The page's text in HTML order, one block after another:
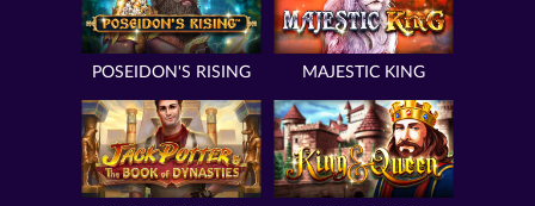
POSEIDON'S RISING MAJESTIC KING